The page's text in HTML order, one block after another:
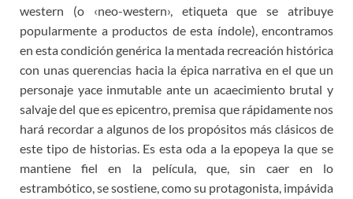
western (o ‹neo-western›, etiqueta que se atribuye
popularmente a productos de esta índole), encontramos
en esta condición genérica la mentada recreación histórica
con unas querencias hacia la épica narrativa en el que un
personaje yace inmutable ante un acaecimiento brutal y
salvaje del que es epicentro, premisa que rápidamente nos
hará recordar a algunos de los propósitos más clásicos de
este tipo de historias. Es esta oda a la epopeya la que se
mantiene fiel en la película, que, sin caer en lo
estrambótico, se sostiene, como su protagonista, impávida